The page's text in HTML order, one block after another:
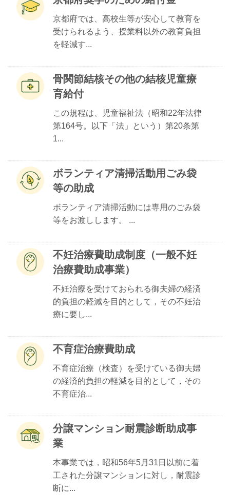
京都府では、高校生等が安心して教育を
受けられるよう、授業料以外の教育負担
を軽減す...
骨関節結核その他の結核児童療
育給付
この規程は、児童福祉法（昭和22年法律
第164号。以下「法」という）第20条第
1...
ボランティア清掃活動用ごみ袋
等の助成
ボランティア清掃活動には専用のごみ袋
等をお渡しします。 ...
不妊治療費助成制度（一般不妊
治療費助成事業）
不妊治療を受けておられる御夫婦の経済
的負担の軽減を目的として，その不妊治
療に要し...
不育症治療費助成
不育症治療（検査）を受けている御夫婦
の経済的負担の軽減を目的として，その
不育症治...
分譲マンション耐震診断助成事
業
本事業では，昭和56年5月31日以前に着
工された分譲マンションに対し，耐震診
断に...